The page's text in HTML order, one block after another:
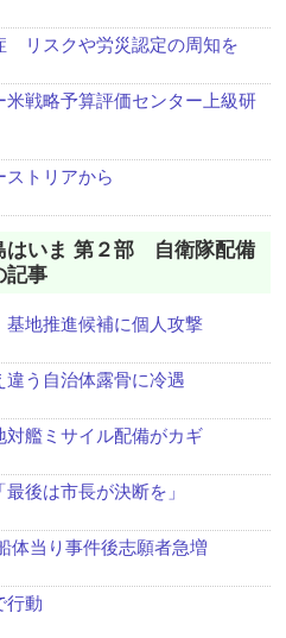
リスクや労災認定の周知を
戦略予算評価センター上級研
トリアから
はいま 第２部 自衛隊配備
記事
地推進候補に個人攻撃
う自治体露骨に冷遇
艦ミサイル配備がカギ
後は市長が決断を」
体当り事件後志願者急増
行動